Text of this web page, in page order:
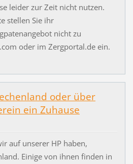
leider zur Zeit nicht nutzen.
stellen Sie ihr
nicht zu
oder im Zergportal.de ein.
oder über
ein Zuhause
auf unserer HP haben,
Einige von ihnen finden in